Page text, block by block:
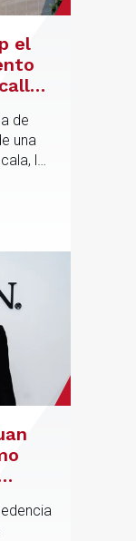
el
de
una
la